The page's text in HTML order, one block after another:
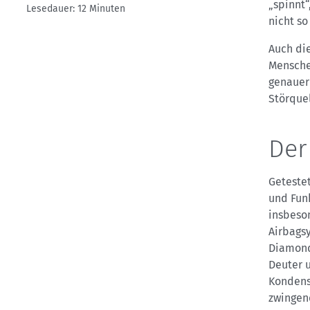
Lesedauer: 12 Minuten
nicht
Auch
und
Deuter